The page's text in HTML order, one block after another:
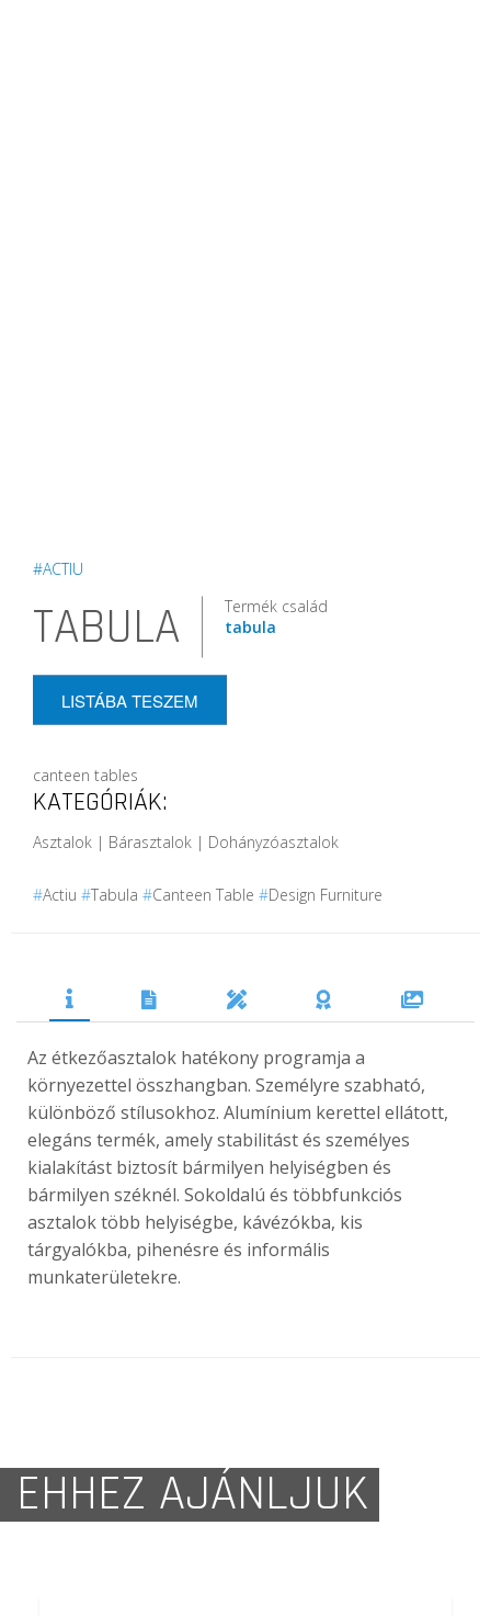
#ACTIU
TABULA
Termék család
tabula
LISTÁBA TESZEM
canteen tables
KATEGÓRIÁK:
Asztalok | Bárasztalok | Dohányzóasztalok
#Actiu #Tabula #Canteen Table #Design Furniture
Az étkezőasztalok hatékony programja a
környezettel összhangban. Személyre szabható,
különböző stílusokhoz. Alumínium kerettel ellátott,
elegáns termék, amely stabilitást és személyes
kialakítást biztosít bármilyen helyiségben és
bármilyen széknél. Sokoldalú és többfunkciós
asztalok több helyiségbe, kávézókba, kis
tárgyalókba, pihenésre és informális
munkaterületekre.
EHHEZ AJÁNLJUK